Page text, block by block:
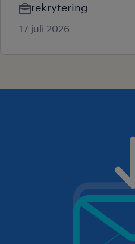
rekrytering
17 juli 2026